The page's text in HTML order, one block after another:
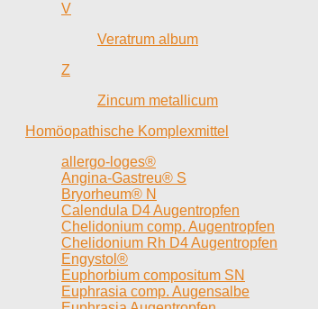
V
Veratrum album
Z
Zincum metallicum
Homöopathische Komplexmittel
allergo-loges®
Angina-Gastreu® S
Bryorheum® N
Calendula D4 Augentropfen
Chelidonium comp. Augentropfen
Chelidonium Rh D4 Augentropfen
Engystol®
Euphorbium compositum SN
Euphrasia comp. Augensalbe